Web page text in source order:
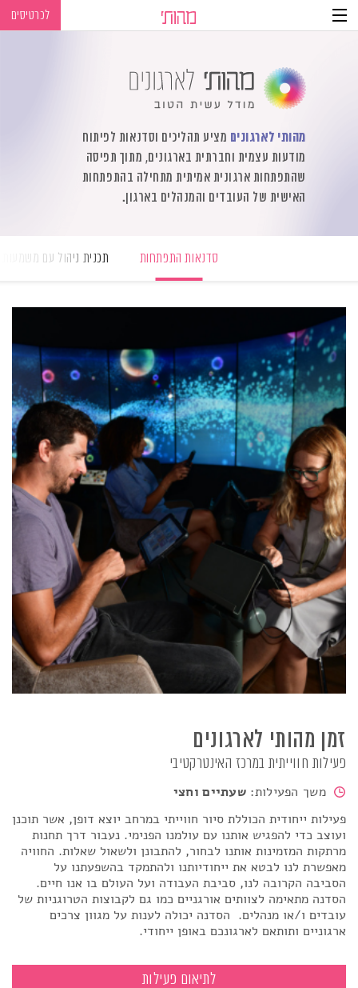
navigation
לכרטיסים
מהותי לארגונים מציע תהליכים וסדנאות לפיתוח
מודעות עצמית וחברתית בארגונים, מתוך תפיסה
שהתפתחות ארגונית אמיתית מתחילה בהתפתחות
האישית של העובדים והמנהלים בארגון.
סדנאות התפתחות תכנית ניהול עם משמעות
זמן מהותי לארגונים
פעילות חווייתית במרכז האינטרקטיבי
משך הפעילות: שעתיים וחצי
פעילות ייחודית הכוללת סיור חווייתי במרחב יוצא דופן, אשר תוכנן
ועוצב כדי להפגיש אותנו עם עולמנו הפנימי. נעבור דרך תחנות
מרתקות המזמינות אותנו לבחור, להתבונן ולשאול שאלות. החוויה
מאפשרת לנו לבטא את ייחודיותנו ולהתמקד בהשפעתנו על
הסביבה הקרובה לנו, סביבת העבודה ועל העולם בו אנו חיים.
הסדנה מתאימה לצוותים אורגניים כמו גם לקבוצות הטרוגניות של
עובדים ו/או מנהלים. הסדנה יכולה לענות על מגוון צרכים
ארגוניים ותותאם לארגונכם באופן ייחודי.
לתיאום פעילות